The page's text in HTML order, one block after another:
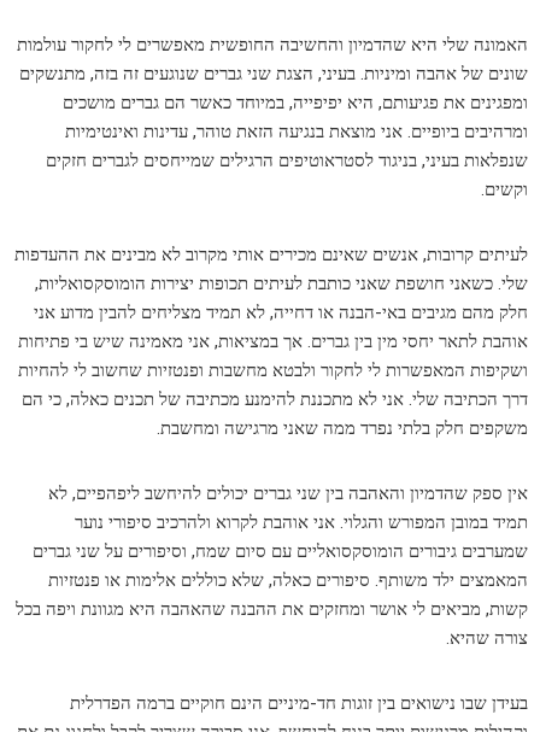
האמונה שלי היא שהדמיון והחשיבה החופשית מאפשרים לי לחקור עולמות
שונים של אהבה ומיניות. בעיני, הצגת שני גברים שנוגעים זה בזה, מתנשקים
ומפגינים את פגיעותם, היא יפיפייה, במיוחד כאשר הם גברים מושכים
ומרהיבים ביופיים. אני מוצאת בנגיעה הזאת טוהר, עדינות ואינטימיות
שנפלאות בעיני, בניגוד לסטראוטיפים הרגילים שמייחסים לגברים חזקים
וקשים.
לעיתים קרובות, אנשים שאינם מכירים אותי מקרוב לא מבינים את ההעדפות
שלי. כשאני חושפת שאני כותבת לעיתים תכופות יצירות הומוסקסואליות,
חלק מהם מגיבים באי-הבנה או דחייה, לא תמיד מצליחים להבין מדוע אני
אוהבת לתאר יחסי מין בין גברים. אך במציאות, אני מאמינה שיש בי פתיחות
ושקיפות המאפשרות לי לחקור ולבטא מחשבות ופנטזיות שחשוב לי להחיות
דרך הכתיבה שלי. אני לא מתכננת להימנע מכתיבה של תכנים כאלה, כי הם
משקפים חלק בלתי נפרד ממה שאני מרגישה ומחשבת.
אין ספק שהדמיון והאהבה בין שני גברים יכולים להיחשב ליפהפיים, לא
תמיד במובן המפורש והגלוי. אני אוהבת לקרוא ולהרכיב סיפורי נוער
שמערבים גיבורים הומוסקסואליים עם סיום שמח, וסיפורים על שני גברים
המאמצים ילד משותף. סיפורים כאלה, שלא כוללים אלימות או פנטזיות
קשות, מביאים לי אושר ומחזקים את ההבנה שהאהבה היא מגוונת ויפה בכל
צורה שהיא.
בעידן שבו נישואים בין זוגות חד-מיניים הינם חוקיים ברמה הפדרלית